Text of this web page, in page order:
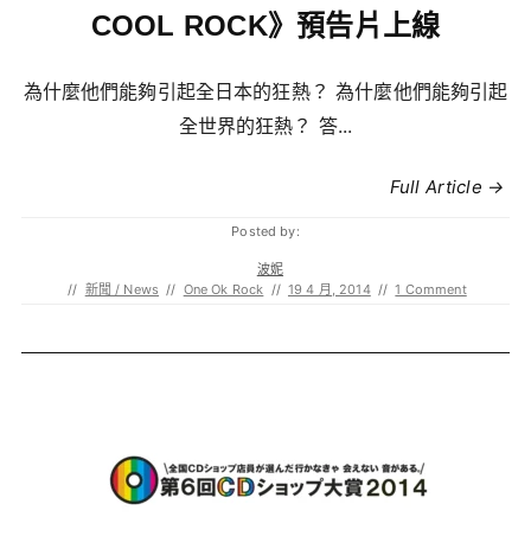
COOL ROCK》預告片上線
為什麼他們能夠引起全日本的狂熱？ 為什麼他們能夠引起
全世界的狂熱？ 答...
Full Article →
Posted by:
波妮
// 新聞 / News // One Ok Rock // 19 4 月, 2014 // 1 Comment